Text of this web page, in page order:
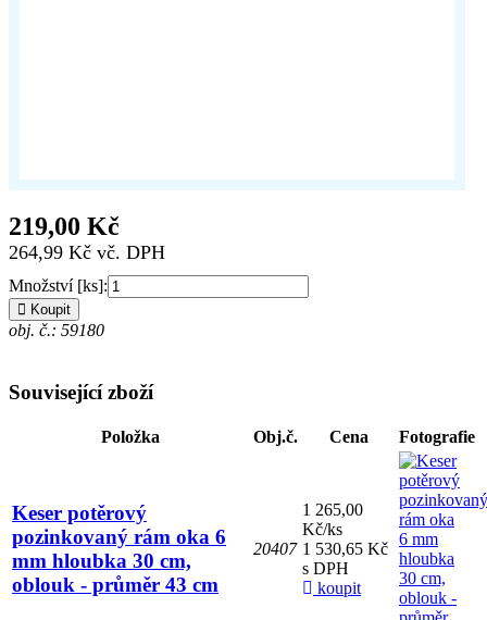
219,00 Kč
264,99 Kč vč. DPH
Množství [ks]:
Koupit
obj. č.: 59180
Související zboží
Položka Obj.č. Cena Fotografie
Keser potěrový
pozinkovaný rám oka 6
mm hloubka 30 cm,
oblouk - průměr 43 cm
20407
1 265,00
Kč/ks
1 530,65 Kč
s DPH
koupit